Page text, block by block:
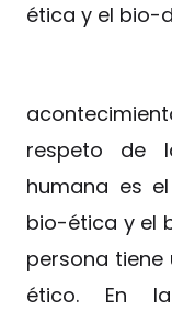
ética y el bio-
respeto de
humana es
bio-ética y el
persona
ético. En